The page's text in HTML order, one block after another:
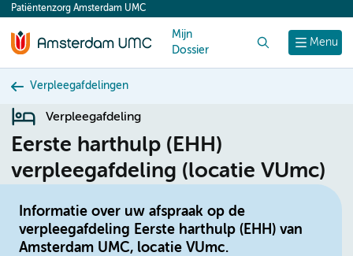
content
Menu
Patiëntenzorg Amsterdam UMC
Mijn
Dossier
Verpleegafdelingen
Verpleegafdeling
Eerste harthulp (EHH)
verpleegafdeling (locatie VUmc)
Informatie over uw afspraak op de
verpleegafdeling Eerste harthulp (EHH) van
Amsterdam UMC, locatie VUmc.